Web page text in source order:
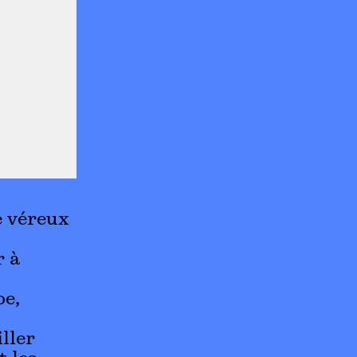
véreux
à